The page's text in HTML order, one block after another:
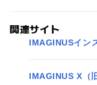
関連サイト
IMAGINUSイン
IMAGINUS X（